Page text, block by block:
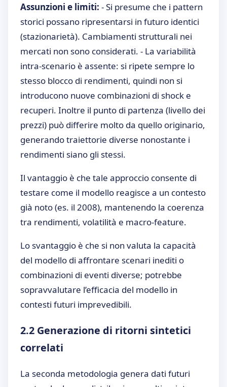
Assunzioni e limiti: - Si presume che i pattern
storici possano ripresentarsi in futuro identici
(stazionarietà). Cambiamenti strutturali nei
mercati non sono considerati. - La variabilità
intra-scenario è assente: si ripete sempre lo
stesso blocco di rendimenti, quindi non si
introducono nuove combinazioni di shock e
recuperi. Inoltre il punto di partenza (livello dei
prezzi) può differire molto da quello originario,
generando traiettorie diverse nonostante i
rendimenti siano gli stessi.
Il vantaggio è che tale approccio consente di
testare come il modello reagisce a un contesto
già noto (es. il 2008), mantenendo la coerenza
tra rendimenti, volatilità e macro-feature.
Lo svantaggio è che si non valuta la capacità
del modello di affrontare scenari inediti o
combinazioni di eventi diverse; potrebbe
sopravvalutare l’efficacia del modello in
contesti futuri imprevedibili.
2.2 Generazione di ritorni sintetici
correlati
La seconda metodologia genera dati futuri